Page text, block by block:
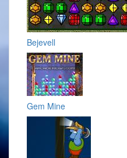
Bejevell
Gem Mine